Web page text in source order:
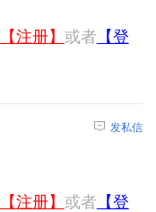
【注册】 或者 【登
发私信
【注册】 或者 【登